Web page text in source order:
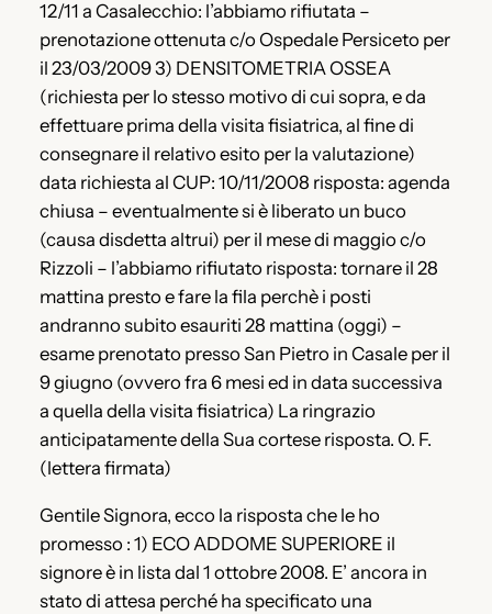
12/11 a Casalecchio: l’abbiamo rifiutata –
prenotazione ottenuta c/o Ospedale Persiceto per
il 23/03/2009 3) DENSITOMETRIA OSSEA
(richiesta per lo stesso motivo di cui sopra, e da
effettuare prima della visita fisiatrica, al fine di
consegnare il relativo esito per la valutazione)
data richiesta al CUP: 10/11/2008 risposta: agenda
chiusa – eventualmente si è liberato un buco
(causa disdetta altrui) per il mese di maggio c/o
Rizzoli – l’abbiamo rifiutato risposta: tornare il 28
mattina presto e fare la fila perchè i posti
andranno subito esauriti 28 mattina (oggi) –
esame prenotato presso San Pietro in Casale per il
9 giugno (ovvero fra 6 mesi ed in data successiva
a quella della visita fisiatrica) La ringrazio
anticipatamente della Sua cortese risposta. O. F.
(lettera firmata)
Gentile Signora, ecco la risposta che le ho
promesso : 1) ECO ADDOME SUPERIORE il
signore è in lista dal 1 ottobre 2008. E’ ancora in
stato di attesa perché ha specificato una